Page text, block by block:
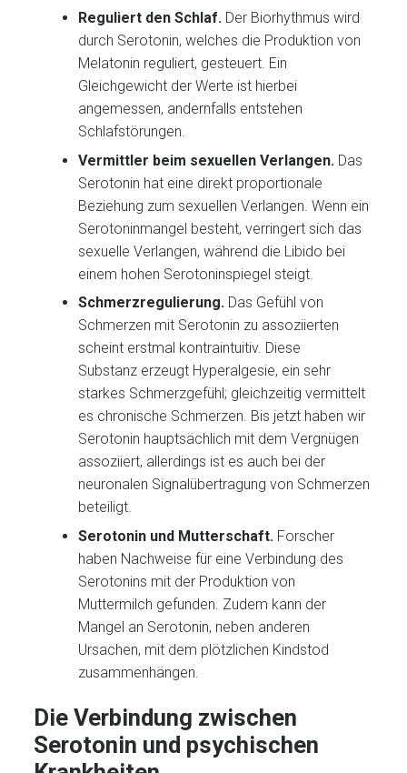
Reguliert den Schlaf. Der Biorhythmus wird
durch Serotonin, welches die Produktion von
Melatonin reguliert, gesteuert. Ein
Gleichgewicht der Werte ist hierbei
angemessen, andernfalls entstehen
Schlafstörungen.
Vermittler beim sexuellen Verlangen. Das
Serotonin hat eine direkt proportionale
Beziehung zum sexuellen Verlangen. Wenn ein
Serotoninmangel besteht, verringert sich das
sexuelle Verlangen, während die Libido bei
einem hohen Serotoninspiegel steigt.
Schmerzregulierung. Das Gefühl von
Schmerzen mit Serotonin zu assoziierten
scheint erstmal kontraintuitiv. Diese
Substanz erzeugt Hyperalgesie, ein sehr
starkes Schmerzgefühl; gleichzeitig vermittelt
es chronische Schmerzen. Bis jetzt haben wir
Serotonin hauptsächlich mit dem Vergnügen
assoziiert, allerdings ist es auch bei der
neuronalen Signalübertragung von Schmerzen
beteiligt.
Serotonin und Mutterschaft. Forscher
haben Nachweise für eine Verbindung des
Serotonins mit der Produktion von
Muttermilch gefunden. Zudem kann der
Mangel an Serotonin, neben anderen
Ursachen, mit dem plötzlichen Kindstod
zusammenhängen.
Die Verbindung zwischen
Serotonin und psychischen